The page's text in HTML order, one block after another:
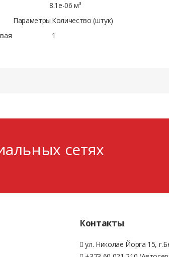
8.1e-06 м³
Параметры Количество (штук)
1
сетях
Контакты
ул. Николае Йорга 15,